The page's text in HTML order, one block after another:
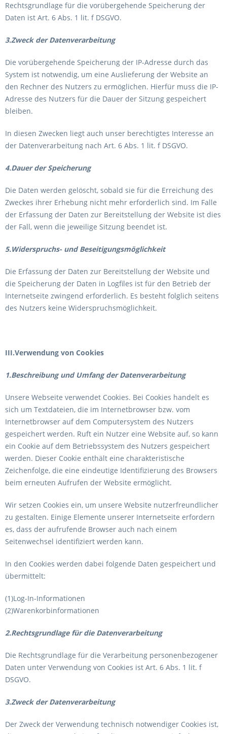
Rechtsgrundlage für die vorübergehende Speicherung der
Daten ist Art. 6 Abs. 1 lit. f DSGVO.
3.Zweck der Datenverarbeitung
Die vorübergehende Speicherung der IP-Adresse durch das
System ist notwendig, um eine Auslieferung der Website an
den Rechner des Nutzers zu ermöglichen. Hierfür muss die IP-
Adresse des Nutzers für die Dauer der Sitzung gespeichert
bleiben.
In diesen Zwecken liegt auch unser berechtigtes Interesse an
der Datenverarbeitung nach Art. 6 Abs. 1 lit. f DSGVO.
4.Dauer der Speicherung
Die Daten werden gelöscht, sobald sie für die Erreichung des
Zweckes ihrer Erhebung nicht mehr erforderlich sind. Im Falle
der Erfassung der Daten zur Bereitstellung der Website ist dies
der Fall, wenn die jeweilige Sitzung beendet ist.
5.Widerspruchs- und Beseitigungsmöglichkeit
Die Erfassung der Daten zur Bereitstellung der Website und
die Speicherung der Daten in Logfiles ist für den Betrieb der
Internetseite zwingend erforderlich. Es besteht folglich seitens
des Nutzers keine Widerspruchsmöglichkeit.
III.Verwendung von Cookies
1.Beschreibung und Umfang der Datenverarbeitung
Unsere Webseite verwendet Cookies. Bei Cookies handelt es
sich um Textdateien, die im Internetbrowser bzw. vom
Internetbrowser auf dem Computersystem des Nutzers
gespeichert werden. Ruft ein Nutzer eine Website auf, so kann
ein Cookie auf dem Betriebssystem des Nutzers gespeichert
werden. Dieser Cookie enthält eine charakteristische
Zeichenfolge, die eine eindeutige Identifizierung des Browsers
beim erneuten Aufrufen der Website ermöglicht.
Wir setzen Cookies ein, um unsere Website nutzerfreundlicher
zu gestalten. Einige Elemente unserer Internetseite erfordern
es, dass der aufrufende Browser auch nach einem
Seitenwechsel identifiziert werden kann.
In den Cookies werden dabei folgende Daten gespeichert und
übermittelt:
(1)Log-In-Informationen
(2)Warenkorbinformationen
2.Rechtsgrundlage für die Datenverarbeitung
Die Rechtsgrundlage für die Verarbeitung personenbezogener
Daten unter Verwendung von Cookies ist Art. 6 Abs. 1 lit. f
DSGVO.
3.Zweck der Datenverarbeitung
Der Zweck der Verwendung technisch notwendiger Cookies ist,